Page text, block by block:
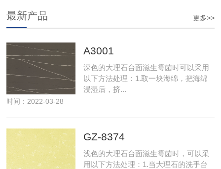
更多>>
最新产品
A3001
深色的大理石台面滋生霉菌时可以采用
以下方法处理：1.取一块海绵，把海绵
浸湿后，挤...
时间：2022-03-28
GZ-8374
浅色的大理石台面滋生霉菌时，可以采
用以下方法处理：1.当大理石的洗手台